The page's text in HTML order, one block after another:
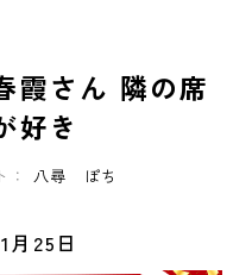
霞さん 隣の席
好き
： 八尋 ぽち
月25日